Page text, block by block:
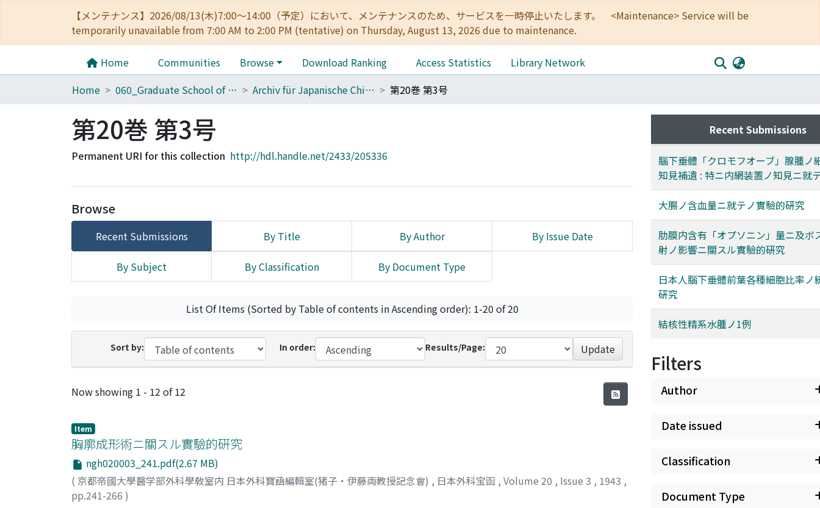
【メンテナンス】2026/08/13(木)7:00～14:00（予定）において、メンテナンスのため、サービスを一時停止いたします。 <Maintenance> Service will be
temporarily unavailable from 7:00 AM to 2:00 PM (tentative) on Thursday, August 13, 2026 due to maintenance.
Home Communities Browse Download Ranking Access Statistics
Library Network
Home
060_Graduate School of Medicine Archiv für Japanische Chirurgie 第20巻 第3号
第20巻 第3号
Permanent URI for this collection http://hdl.handle.net/2433/205336
Browse
Recent Submissions By Title By Author By Issue Date
By Subject By Classification By Document Type
List Of Items (Sorted by Table of contents in Ascending order): 1-20 of 20
Sort by: In order: Results/Page: Update
Recent Submissions
Now showing 1 - 12 of 12
Item
胸廓成形術ニ關スル實驗的硏究
ngh020003_241.pdf(2.67 MB)
( 京都帝國大學醫学部外科學敎室内 日本外科寶凾編輯室(猪子・伊藤両教授記念會) , 日本外科宝函 , Volume 20 , Issue 3 , 1943 ,
pp.241-266 )
Recent Submissions
腦下垂體「クロモフオーブ」腺腫ノ
知見補遺 : 特ニ内網装置ノ知見ニ就
大腸ノ含血量ニ就テノ實驗的硏究
肋膜内含有「オプソニン」量ニ及ボ
射ノ影響ニ關スル實驗的硏究
日本人腦下垂體前葉各種細胞比率ノ
硏究
結核性精系水腫ノ1例
Filters
Author
Date issued
Classification
Document Type